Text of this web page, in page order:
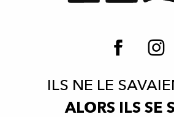
ILS NE LE
ALORS ILS SE